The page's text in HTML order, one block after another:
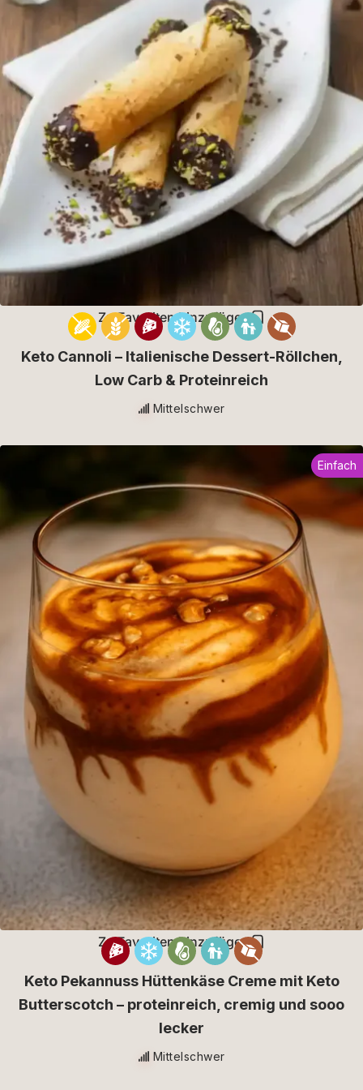
Zu Favoriten hinzufügen
Keto Cannoli – Italienische Dessert-Röllchen,
Low Carb & Proteinreich
Mittelschwer
Zu Favoriten hinzufügen
Einfach
Keto Pekannuss Hüttenkäse Creme mit Keto
Butterscotch – proteinreich, cremig und sooo
lecker
Mittelschwer